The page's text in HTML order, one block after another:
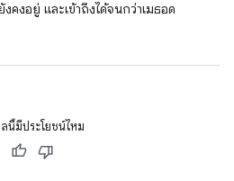
งอยู่ และเข้าถึงได้จนกว่าเมธอด
นี้มีประโยชน์ไหม